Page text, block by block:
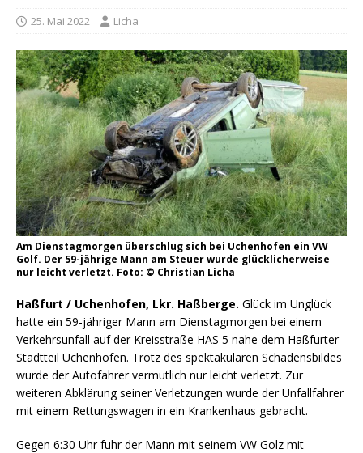
25. Mai 2022 Licha
Am Dienstagmorgen überschlug sich bei Uchenhofen ein VW
Golf. Der 59-jährige Mann am Steuer wurde glücklicherweise
nur leicht verletzt. Foto: © Christian Licha
Haßfurt / Uchenhofen, Lkr. Haßberge. Glück im Unglück
hatte ein 59-jähriger Mann am Dienstagmorgen bei einem
Verkehrsunfall auf der Kreisstraße HAS 5 nahe dem Haßfurter
Stadtteil Uchenhofen. Trotz des spektakulären Schadensbildes
wurde der Autofahrer vermutlich nur leicht verletzt. Zur
weiteren Abklärung seiner Verletzungen wurde der Unfallfahrer
mit einem Rettungswagen in ein Krankenhaus gebracht.
Gegen 6:30 Uhr fuhr der Mann mit seinem VW Golz mit